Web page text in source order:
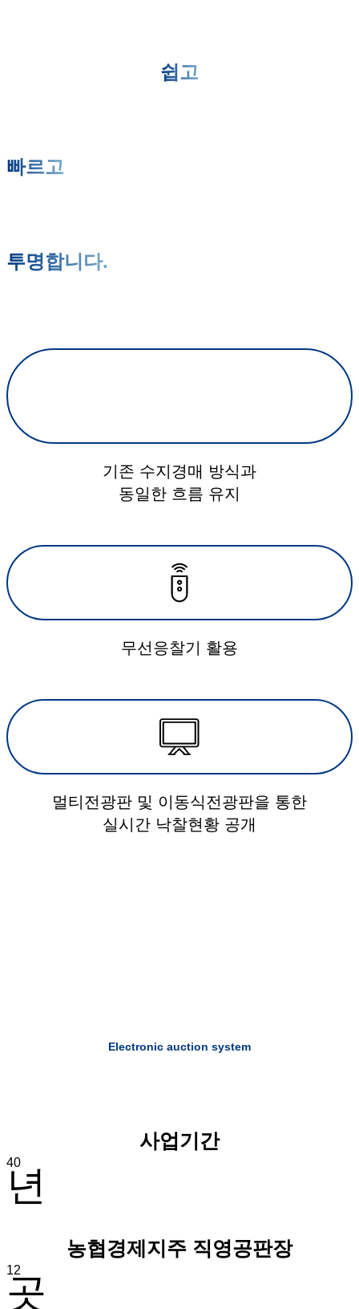
쉽고
빠르고
투명합니다.
기존 수지경매 방식과
동일한 흐름 유지
무선응찰기 활용
멀티전광판 및 이동식전광판을 통한
실시간 낙찰현황 공개
Electronic auction system
사업기간
40
년
농협경제지주 직영공판장
12
곳